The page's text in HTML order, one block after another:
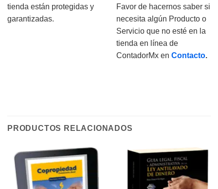
tienda están protegidas y
garantizadas.
Favor de hacernos saber si
necesita algún Producto o
Servicio que no esté en la
tienda en línea de
ContadorMx en Contacto.
PRODUCTOS RELACIONADOS